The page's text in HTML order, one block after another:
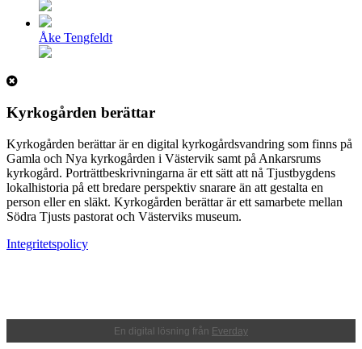
Åke Tengfeldt
Kyrkogården berättar
Kyrkogården berättar är en digital kyrkogårdsvandring som finns på
Gamla och Nya kyrkogården i Västervik samt på Ankarsrums
kyrkogård. Porträttbeskrivningarna är ett sätt att nå Tjustbygdens
lokalhistoria på ett bredare perspektiv snarare än att gestalta en
person eller en släkt. Kyrkogården berättar är ett samarbete mellan
Södra Tjusts pastorat och Västerviks museum.
Integritetspolicy
En digital lösning från Everday